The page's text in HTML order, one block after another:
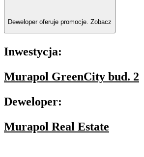
Deweloper oferuje promocje. Zobacz
Inwestycja:
Murapol GreenCity bud. 2
Deweloper:
Murapol Real Estate